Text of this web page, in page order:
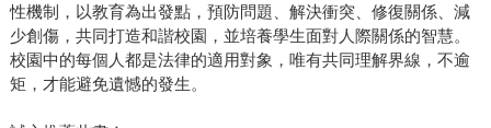
性機制，以教育為出發點，預防問題、解決衝突、修復關係、減
少創傷，共同打造和諧校園，並培養學生面對人際關係的智慧。
校園中的每個人都是法律的適用對象，唯有共同理解界線，不逾
矩，才能避免遺憾的發生。